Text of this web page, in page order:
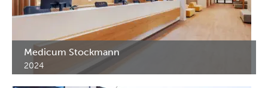
Medicum Stockmann
2024
Lääke- ja erikoiskalusteet Medicum Stockmannin klinikkaan.